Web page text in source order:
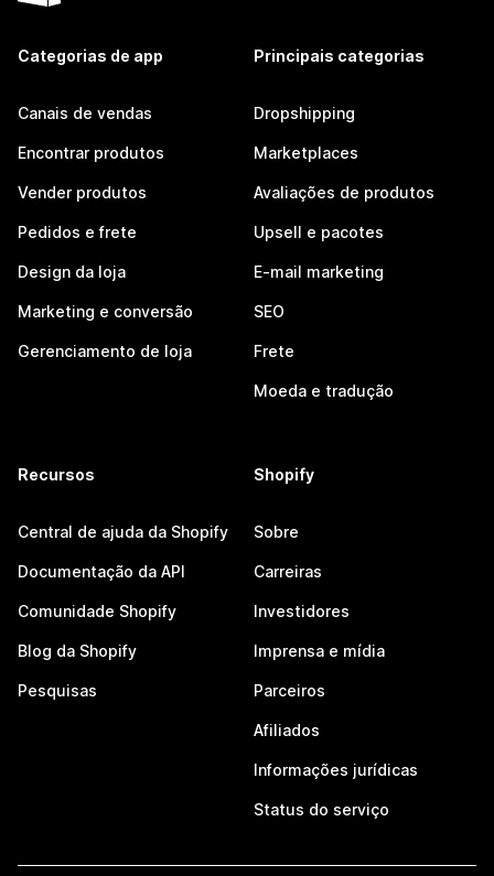
Categorias de app
Canais de vendas
Encontrar produtos
Vender produtos
Pedidos e frete
Design da loja
Marketing e conversão
Gerenciamento de loja
Principais categorias
Dropshipping
Marketplaces
Avaliações de produtos
Upsell e pacotes
E-mail marketing
SEO
Frete
Moeda e tradução
Recursos
Central de ajuda da Shopify
Documentação da API
Comunidade Shopify
Blog da Shopify
Pesquisas
Shopify
Sobre
Carreiras
Investidores
Imprensa e mídia
Parceiros
Afiliados
Informações jurídicas
Status do serviço